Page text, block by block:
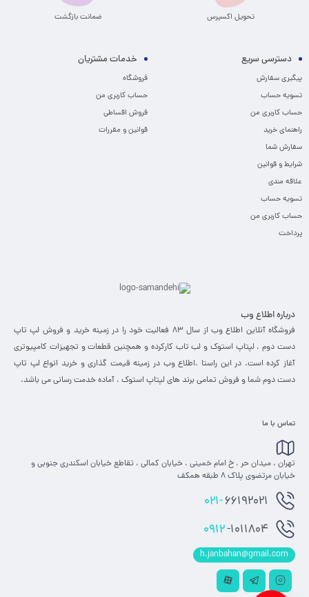
تحویل اکسپرس ضمانت بازگشت
دسترسی سریع
پیگیری سفارش
تسویه حساب
حساب کاربری من
راهنمای خرید
سفارش شما
شرایط و قوانین
علاقه مندی
تسویه حساب
حساب کاربری من
پرداخت
خدمات مشتریان
فروشگاه
حساب کاربری من
فروش اقساطی
قوانین و مقررات
درباره اطلاع وب
فروشگاه آنلاین اطلاع وب از سال 83 فعالیت خود را در زمینه خرید و فروش لپ تاپ
دست دوم ، لپتاپ استوک و لب تاب کارکرده و همچنین قطعات و تجهیزات کامپیوتری
آغاز کرده است. در این راستا ،‌اطلاع وب در زمینه قیمت گذاری و خرید انواع لپ تاپ
دست دوم شما و فروش تمامی برند های لپتاپ استوک ، آماده خدمت رسانی می باشد.
تماس با ما
تهران ، میدان حر ، خ امام خمینی ، خیابان کمالی ، تقاطع خیابان اسکندری جنوبی و
خیابان مرتضوی پلاک 8 طبقه همکف
021-66192021
0912-1011804
h.janbahan@gmail.com